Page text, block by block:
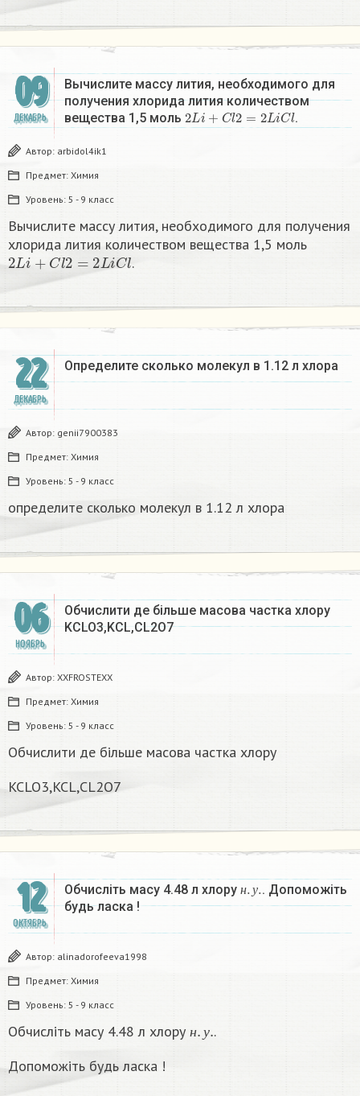
09
ДЕКАБРЬ
Вычислите массу лития, необходимого для
получения хлорида лития количеством
вещества 1,5 моль 2 L + C 2=2 Cl .
Автор: arbidol4ik1
Предмет: Химия
Уровень: 5 - 9 класс
Вычислите массу лития, необходимого для получения
хлорида лития количеством вещества 1,5 моль
2Li+Cl2=2L iCl .
22
ДЕКАБРЬ
Определите сколько молекул в 1.12 л хлора
Автор: genii7900383
Предмет: Химия
Уровень: 5 - 9 класс
определите сколько молекул в 1.12 л хлора
06
НОЯБРЬ
Обчислити де більше масова частка хлору
KCLO3,KCL,CL2O7
Автор: XXFROSTEXX
Предмет: Химия
Уровень: 5 - 9 класс
Обчислити де більше масова частка хлору
KCLO3,KCL,CL2O7
12
ОКТЯБРЬ
Обчисліть масу 4.48 л хлору н у
н.у.. Допоможіть
будь ласка !
Автор: alinadorofeeva1998
Предмет: Химия
Уровень: 5 - 9 класс
Обчисліть масу 4.48 л хлору н у
.
Допоможіть будь ласка !